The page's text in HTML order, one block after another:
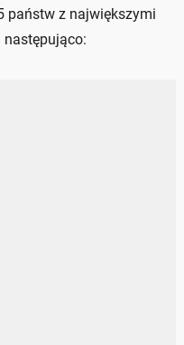
państw z największymi
następująco: